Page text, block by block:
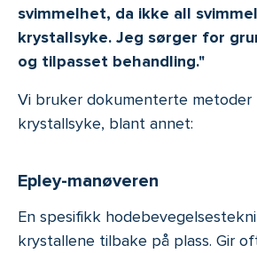
svimmelhet, da ikke all
krystallsyke. Jeg sørger for
og tilpasset behandling."
Vi bruker dokumenterte metoder
krystallsyke, blant annet:
Epley-manøveren
En spesifikk
krystallene tilbake på plass. Gir